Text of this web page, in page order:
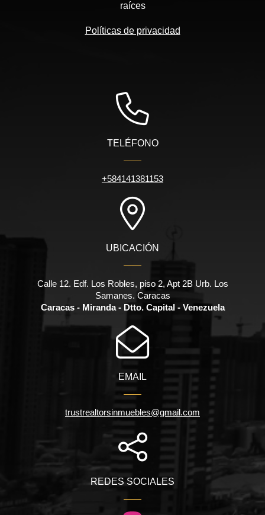
raíces
Políticas de privacidad
TELÉFONO
+584141381153
UBICACIÓN
Calle 12. Edf. Los Robles, piso 2, Apt 2B Urb. Los
Samanes. Caracas
Caracas - Miranda - Dtto. Capital - Venezuela
EMAIL
trustrealtorsinmuebles@gmail.com
REDES SOCIALES